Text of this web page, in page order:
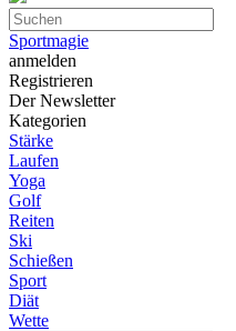
Sportmagie
anmelden
Registrieren
Der Newsletter
Kategorien
Stärke
Laufen
Yoga
Golf
Reiten
Ski
Schießen
Sport
Diät
Wette